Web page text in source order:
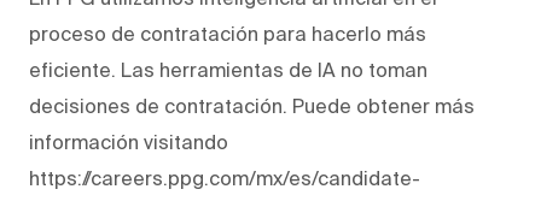
proceso de contratación para hacerlo más
eficiente. Las herramientas de IA no toman
decisiones de contratación. Puede obtener más
información visitando
https://careers.ppg.com/mx/es/candidate-